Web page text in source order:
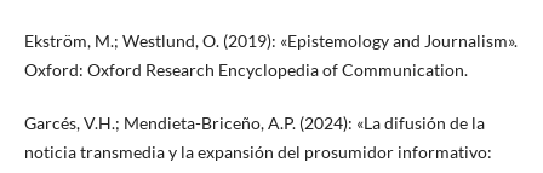
Ekström, M.; Westlund, O. (2019): «Epistemology and Journalism».
Oxford: Oxford Research Encyclopedia of Communication.
Garcés, V.H.; Mendieta-Briceño, A.P. (2024): «La difusión de la
noticia transmedia y la expansión del prosumidor informativo: